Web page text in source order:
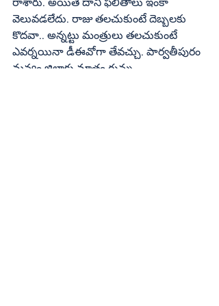
వెలువడలేదు. రాజు తలచుకుంటే దెబ్బలకు
కొదవా.. అన్నట్టు మంత్రులు తలచుకుంటే
ఎవర్నయినా డీఈవోగా తేవచ్చు. పార్వతీపురం
మన్యం జిల్లాకు మాత్రం గున్ను